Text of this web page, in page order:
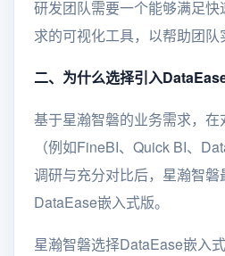
研发团队需要一个能够满足
求的可视化工具，以帮助团队
二、为什么选择引入
基于星瀚智磐的业务需求，
（例如FineBI、Quick BI、
调研与充分对比后，星瀚智磐
DataEase嵌入式版。
星瀚智磐选择DataEase嵌入